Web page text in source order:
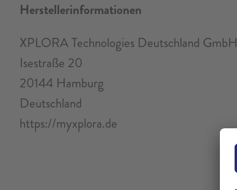
Herstellerinformationen
XPLORA Technologies Deutschland GmbH
Isestraße 20
20144 Hamburg
Deutschland
https://myxplora.de